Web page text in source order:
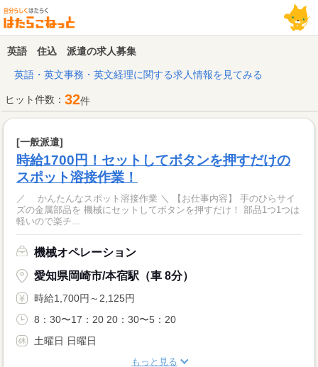
英語 住込 派遣の求人募集
英語・英文事務・英文経理に関する求人情報を見てみる
ヒット件数： 32件
[一般派遣]
時給1700円！セットしてボタンを押すだけの
スポット溶接作業！
／ かんたんなスポット溶接作業 ＼ 【お仕事内容】 手のひらサイ
ズの金属部品を 機械にセットしてボタンを押すだけ！ 部品1つ1つは
軽いので楽チ...
機械オペレーション
愛知県岡崎市/本宿駅（車 8分）
時給1,700円～2,125円
8：30〜17：20 20：30〜5：20
土曜日 日曜日
もっと見る